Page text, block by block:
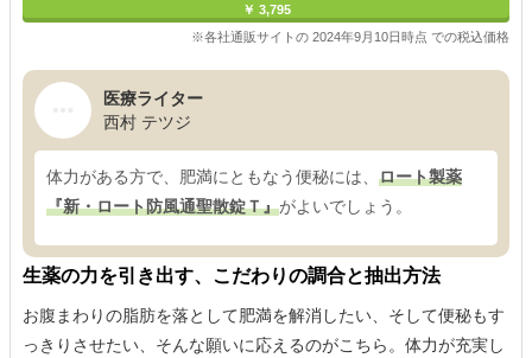
￥ 3,795
※各社通販サイトの 2024年9月10日時点 での税込価格
医療ライター
西村 テツジ
体力がある方で、肥満にともなう便秘には、 ロート製薬
『新・ロート防風通聖散錠Ｔ』がよいでしょう。
生薬の力を引き出す、こだわりの調合と抽出方法
お腹まわりの脂肪を落として肥満を解消したい、そして便秘もす
っきりさせたい、そんな願いに応えるのがこちら。体力が充実し